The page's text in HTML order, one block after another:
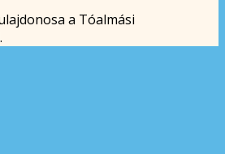
a Tóalmási